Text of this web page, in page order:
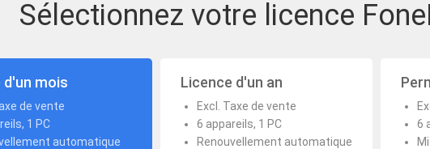
Sélectionnez votre licence
d'un mois
de vente
1 PC
automatique
Licence d'un an
Excl. Taxe de vente
6 appareils, 1 PC
Renouvellement automatique
6